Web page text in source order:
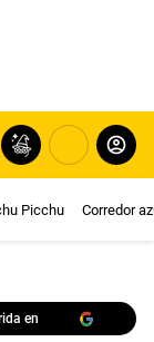
Picchu Corredor
en